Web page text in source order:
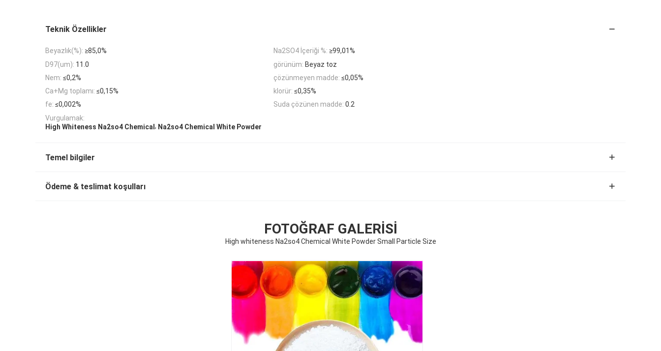
Teknik Özellikler
Beyazlık(%): ≥85,0% Na2SO4 İçeriği %: ≥99,01%
D97(um): 11.0 görünüm: Beyaz toz
Nem: ≤0,2% çözünmeyen madde: ≤0,05%
Ca+Mg toplamı: ≤0,15% klorür: ≤0,35%
fe: ≤0,002% Suda çözünen madde: 0.2
Vurgulamak:
High Whiteness Na2so4 Chemical , Na2so4 Chemical White Powder
Temel bilgiler
Ödeme & teslimat koşulları
FOTOĞRAF GALERISI
High whiteness Na2so4 Chemical White Powder Small Particle Size